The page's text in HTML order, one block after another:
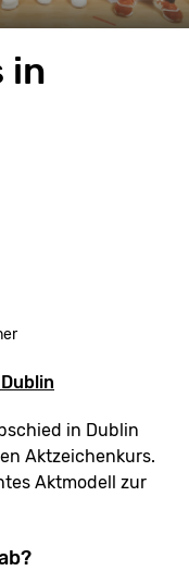
in
in Dublin
Aktzeichenkurs.
Aktmodell zur